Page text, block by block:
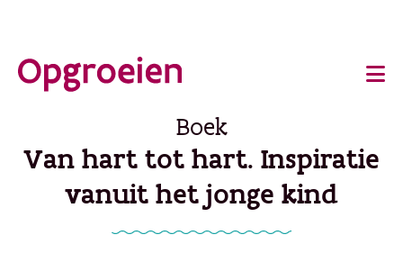
direct
Main
Boek
Van hart tot hart. Inspiratie
vanuit het jonge kind